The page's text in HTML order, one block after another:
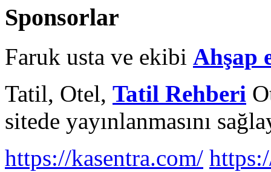
Sponsorlar
Faruk usta ve ekibi Ahşap
Tatil, Otel, Tatil Rehberi
sitede yayınlanmasını
https://kasentra.com/